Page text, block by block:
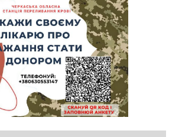
врятували рідкісного чорного грифа
близько 20 млн грн на роботу
до кінця року
припинив право оренди земельних
переданих іноземцем